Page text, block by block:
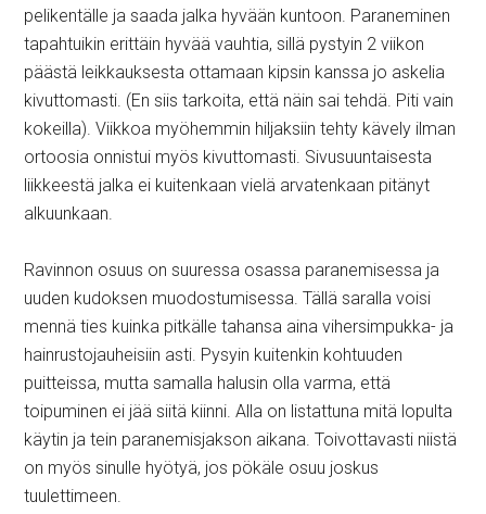
pelikentälle ja saada jalka hyvään kuntoon. Paraneminen
tapahtuikin erittäin hyvää vauhtia, sillä pystyin 2 viikon
päästä leikkauksesta ottamaan kipsin kanssa jo askelia
kivuttomasti. (En siis tarkoita, että näin sai tehdä. Piti vain
kokeilla). Viikkoa myöhemmin hiljaksiin tehty kävely ilman
ortoosia onnistui myös kivuttomasti. Sivusuuntaisesta
liikkeestä jalka ei kuitenkaan vielä arvatenkaan pitänyt
alkuunkaan.
Ravinnon osuus on suuressa osassa paranemisessa ja
uuden kudoksen muodostumisessa. Tällä saralla voisi
mennä ties kuinka pitkälle tahansa aina vihersimpukka- ja
hainrustojauheisiin asti. Pysyin kuitenkin kohtuuden
puitteissa, mutta samalla halusin olla varma, että
toipuminen ei jää siitä kiinni. Alla on listattuna mitä lopulta
käytin ja tein paranemisjakson aikana. Toivottavasti niistä
on myös sinulle hyötyä, jos pökäle osuu joskus
tuulettimeen.